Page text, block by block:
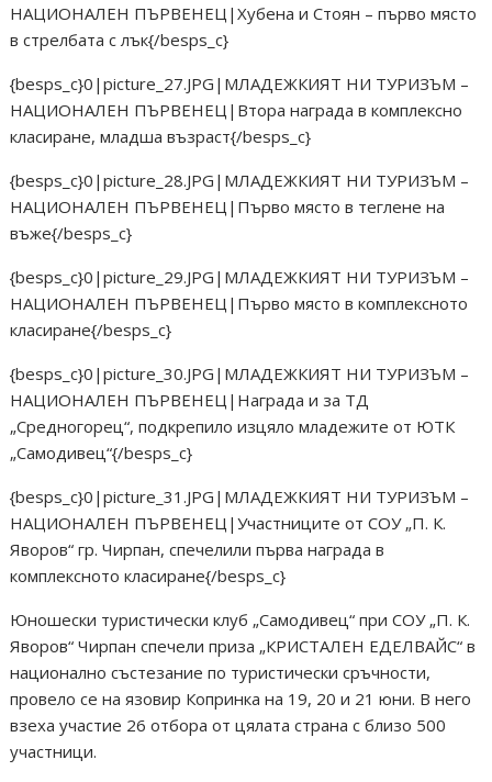
НАЦИОНАЛЕН ПЪРВЕНЕЦ|Хубена и Стоян – първо място
в стрелбата с лък{/besps_c}
{besps_c}0|picture_27.JPG|МЛАДЕЖКИЯТ НИ ТУРИЗЪМ –
НАЦИОНАЛЕН ПЪРВЕНЕЦ|Втора награда в комплексно
класиране, младша възраст{/besps_c}
{besps_c}0|picture_28.JPG|МЛАДЕЖКИЯТ НИ ТУРИЗЪМ –
НАЦИОНАЛЕН ПЪРВЕНЕЦ|Първо място в теглене на
въже{/besps_c}
{besps_c}0|picture_29.JPG|МЛАДЕЖКИЯТ НИ ТУРИЗЪМ –
НАЦИОНАЛЕН ПЪРВЕНЕЦ|Първо място в комплексното
класиране{/besps_c}
{besps_c}0|picture_30.JPG|МЛАДЕЖКИЯТ НИ ТУРИЗЪМ –
НАЦИОНАЛЕН ПЪРВЕНЕЦ|Награда и за ТД
„Средногорец“, подкрепило изцяло младежите от ЮТК
„Самодивец“{/besps_c}
{besps_c}0|picture_31.JPG|МЛАДЕЖКИЯТ НИ ТУРИЗЪМ –
НАЦИОНАЛЕН ПЪРВЕНЕЦ|Участниците от СОУ „П. К.
Яворов“ гр. Чирпан, спечелили първа награда в
комплексното класиране{/besps_c}
Юношески туристически клуб „Самодивец“ при СОУ „П. К.
Яворов“ Чирпан спечели приза „КРИСТАЛЕН ЕДЕЛВАЙС“ в
национално състезание по туристически сръчности,
провело се на язовир Копринка на 19, 20 и 21 юни. В него
взеха участие 26 отбора от цялата страна с близо 500
участници.